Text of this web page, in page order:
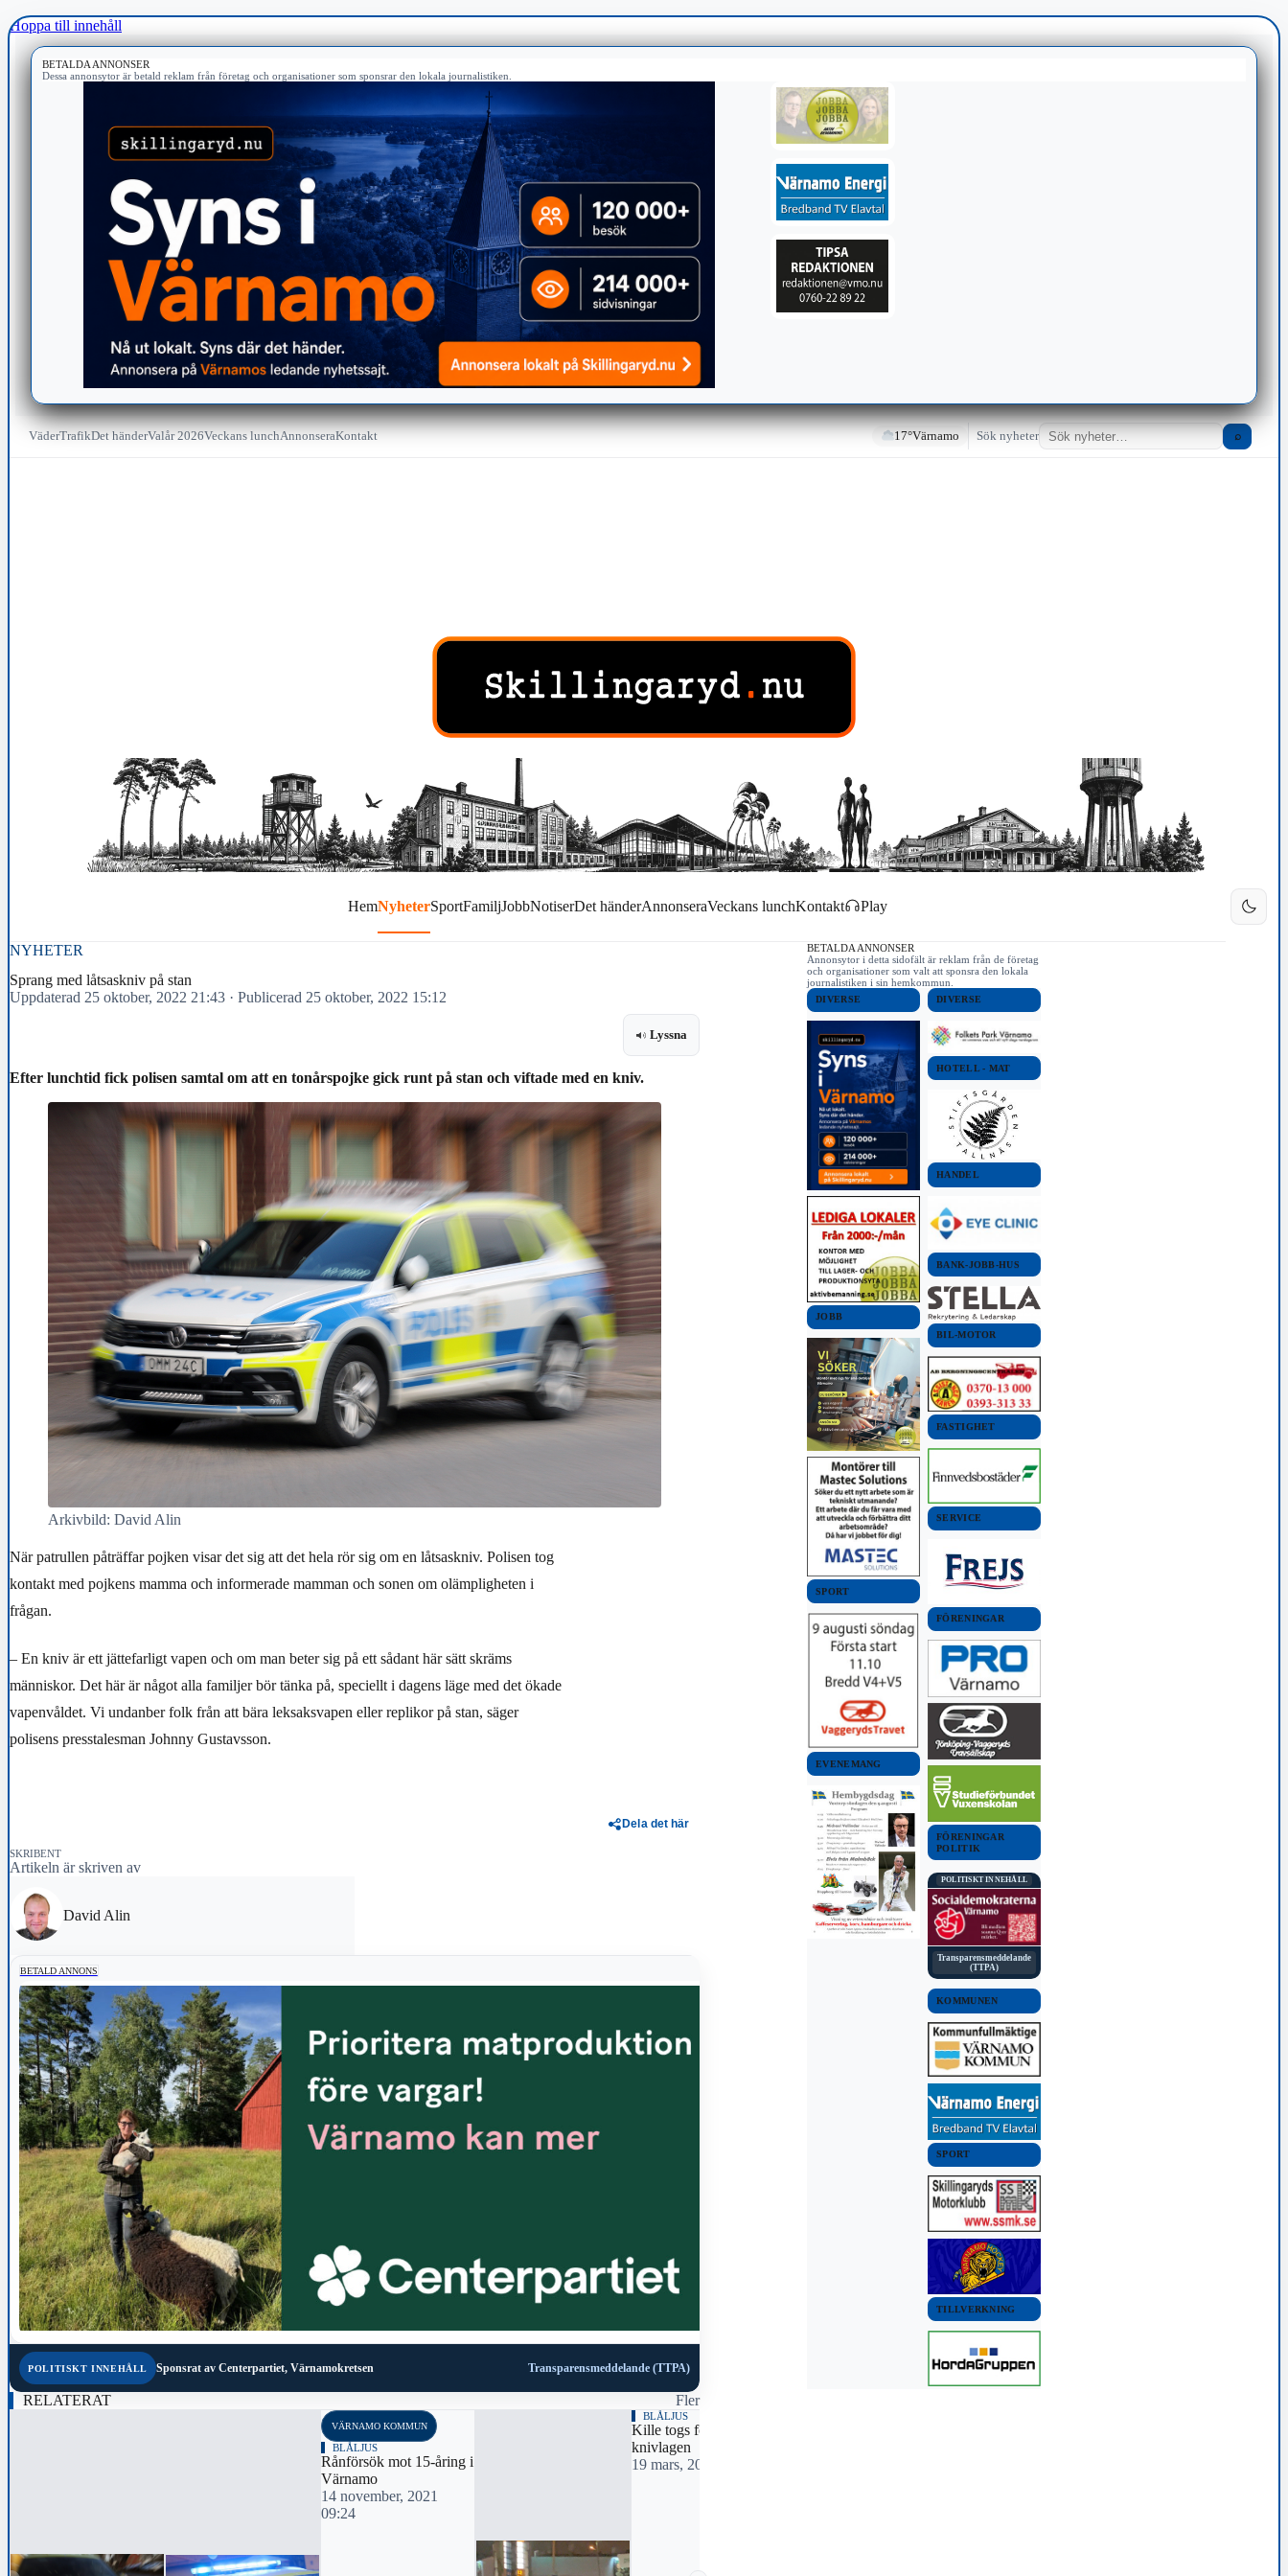
Hoppa till innehåll
BETALDA ANNONSER
Dessa annonsytor är betald reklam från företag och organisationer som sponsrar den lokala journalistiken.
VäderTrafikDet händerValår 2026Veckans lunchAnnonseraKontakt 17°Värnamo Sök nyheter ⌕
HemNyheterSportFamiljJobbNotiserDet händerAnnonseraVeckans lunchKontakt Play
NYHETER
Sprang med låtsaskniv på stan
Uppdaterad 25 oktober, 2022 21:43 · Publicerad 25 oktober, 2022 15:12
Lyssna
Efter lunchtid fick polisen samtal om att en tonårspojke gick runt på stan och viftade med en kniv.
Arkivbild: David Alin
När patrullen påträffar pojken visar det sig att det hela rör sig om en låtsaskniv. Polisen tog
kontakt med pojkens mamma och informerade mamman och sonen om olämpligheten i
frågan.
– En kniv är ett jättefarligt vapen och om man beter sig på ett sådant här sätt skräms
människor. Det här är något alla familjer bör tänka på, speciellt i dagens läge med det ökade
vapenvåldet. Vi undanber folk från att bära leksaksvapen eller replikor på stan, säger
polisens presstalesman Johnny Gustavsson.
Dela det här
SKRIBENT
Artikeln är skriven av
David Alin
BETALD ANNONS
POLITISKT INNEHÅLL Sponsrat av Centerpartiet, Värnamokretsen Transparensmeddelande (TTPA)
RELATERAT Fler
VÄRNAMO KOMMUN
BLÅLJUS
Rånförsök mot 15-åring i
Värnamo
14 november, 2021
09:24
BLÅLJUS
Kille togs för brott mot
knivlagen
19 mars, 2020 17:43
BETALDA ANNONSER
Annonsytor i detta sidofält är reklam från de företag
och organisationer som valt att sponsra den lokala
journalistiken i sin hemkommun.
DIVERSE
JOBB
SPORT
EVENEMANG
DIVERSE
HOTELL - MAT
HANDEL
BANK-JOBB-HUS
BIL-MOTOR
FASTIGHET
SERVICE
FÖRENINGAR
FÖRENINGAR
POLITIK
POLITISKT INNEHÅLL
Transparensmeddelande
(TTPA)
KOMMUNEN
SPORT
TILLVERKNING